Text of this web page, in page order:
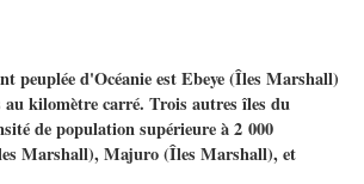
peuplée d'Océanie est Ebeye (Îles Marshall)
au kilomètre carré. Trois autres îles du
de population supérieure à 2 000
Marshall), Majuro (Îles Marshall), et